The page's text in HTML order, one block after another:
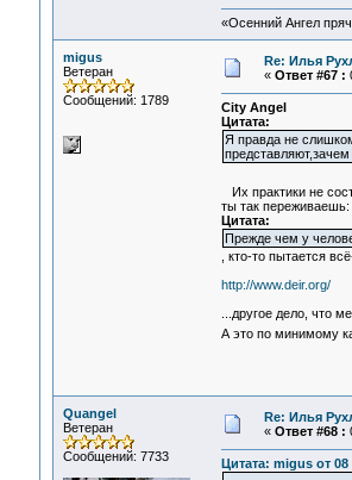
«Осенний Ангел
migus
Ветеран
Сообщений: 1789
Re: Илья
« Ответ #67 :
City Angel
Цитата:
Я правда не
Их практики не
ты так переживаешь:
Цитата:
Прежде чем у
, кто-то пытается
http://www.deir.org/
...другое дело, что
А это по минимому
Quangel
Ветеран
Сообщений: 7733
Re: Илья
« Ответ #68 :
Цитата: migus от